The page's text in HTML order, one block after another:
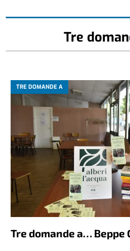
Tre
TRE DOMANDE A
Tre domande a… Beppe